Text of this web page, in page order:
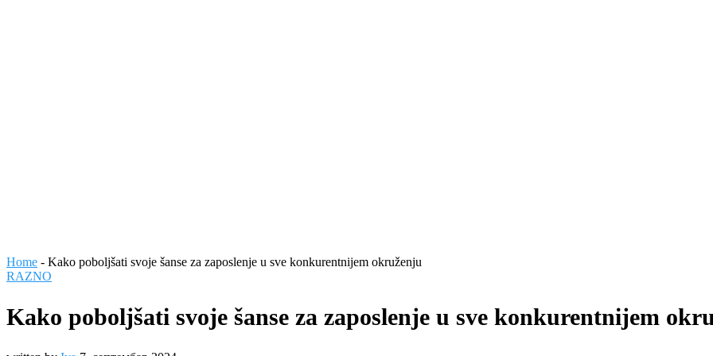
Home - Kako poboljšati svoje šanse za zaposlenje u sve konkurentnijem okruženju
RAZNO
Kako poboljšati svoje šanse za zaposlenje u sve konkurentnijem